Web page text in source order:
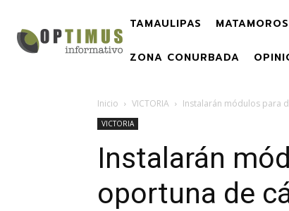
TAMAULIPAS MATAMOROS
ZONA CONURBADA
Inicio VICTORIA Instalarán módulos para
VICTORIA
Instalarán
oportuna de